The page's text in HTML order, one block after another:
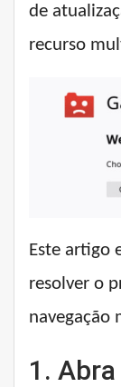
de
recurso
Este artigo
resolver o
navegação
1.